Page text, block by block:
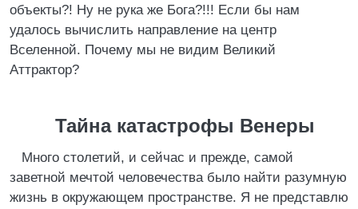
объекты?! Ну не рука же Бога?!!! Если бы нам
удалось вычислить направление на центр
Вселенной. Почему мы не видим Великий
Аттрактор?
Тайна катастрофы Венеры
Много столетий, и сейчас и прежде, самой
заветной мечтой человечества было найти разумную
жизнь в окружающем пространстве. Я не представлю